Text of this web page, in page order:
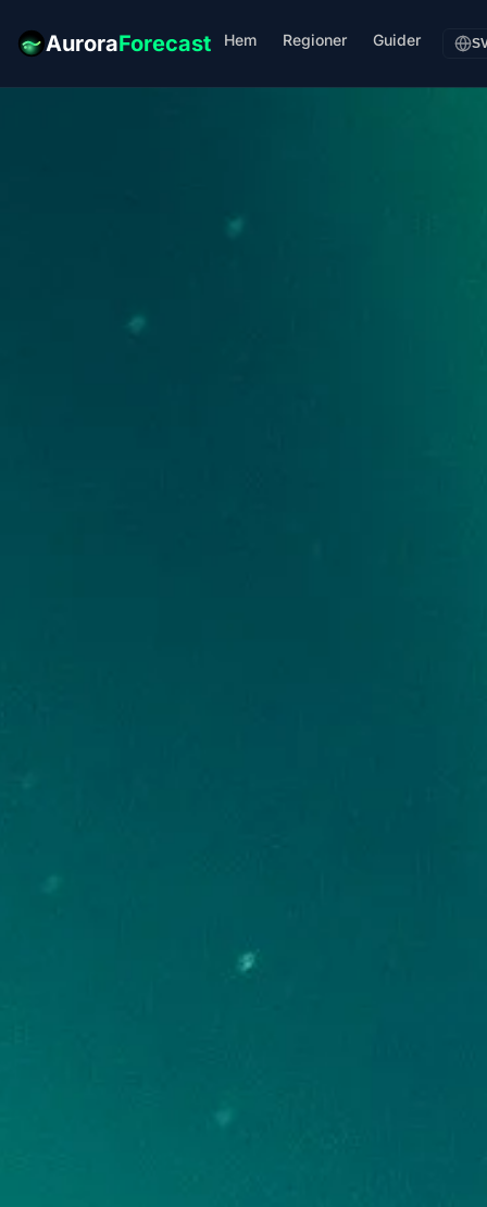
AuroraForecast Hem Regioner Guider